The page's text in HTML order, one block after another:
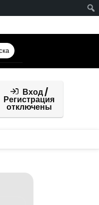
Вход /
Регистрация
отключены